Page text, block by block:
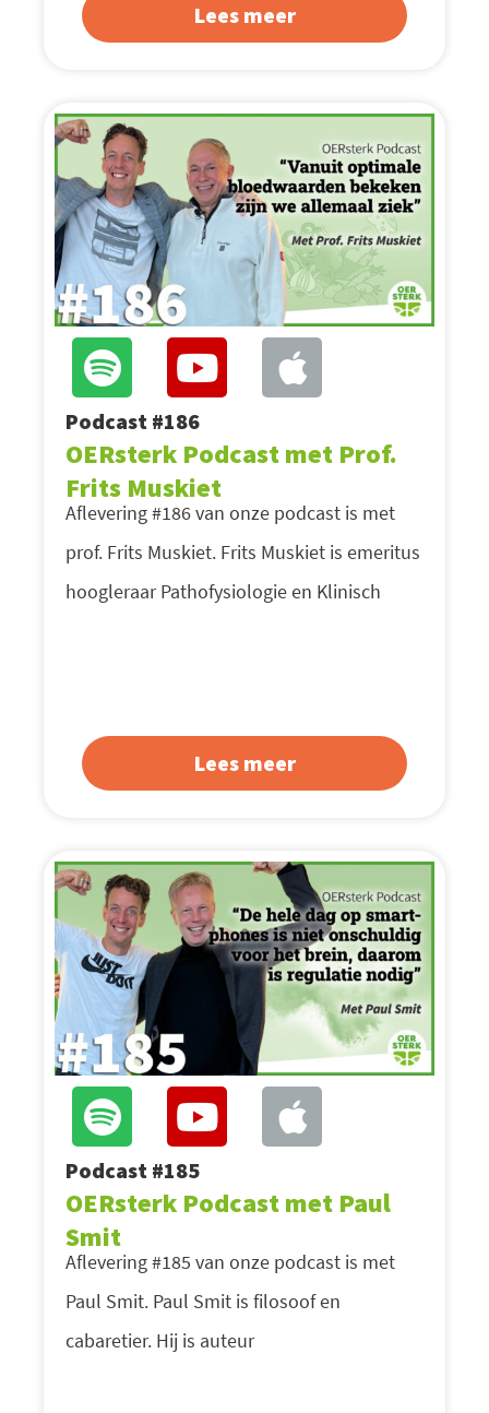
Lees meer
Podcast #186
OERsterk Podcast met Prof.
Frits Muskiet
Aflevering #186 van onze podcast is met
prof. Frits Muskiet. Frits Muskiet is emeritus
hoogleraar Pathofysiologie en Klinisch
Lees meer
Podcast #185
OERsterk Podcast met Paul
Smit
Aflevering #185 van onze podcast is met
Paul Smit. Paul Smit is filosoof en
cabaretier. Hij is auteur